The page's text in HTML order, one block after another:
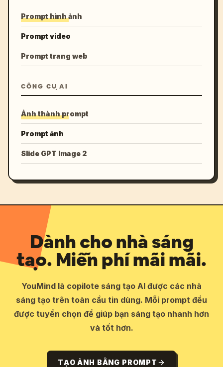
Prompt hình ảnh
Prompt video
Prompt trang web
CÔNG CỤ AI
Ảnh thành prompt
Prompt ảnh
Slide GPT Image 2
Dành cho nhà sáng
tạo. Miễn phí mãi mãi.
YouMind là copilote sáng tạo AI được các nhà
sáng tạo trên toàn cầu tin dùng. Mỗi prompt đều
được tuyển chọn để giúp bạn sáng tạo nhanh hơn
và tốt hơn.
TẠO ẢNH BẰNG PROMPT